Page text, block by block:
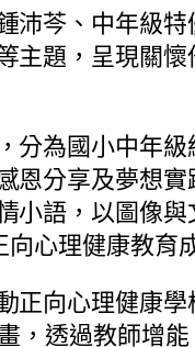
沛芩、中年級
主題，呈現關
分為國小中年
恩分享及夢想
小語，以圖像
心理健康教育
正向心理健康
，透過教師增